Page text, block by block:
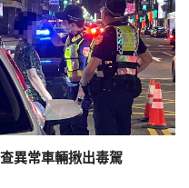
異常車輛揪出毒駕